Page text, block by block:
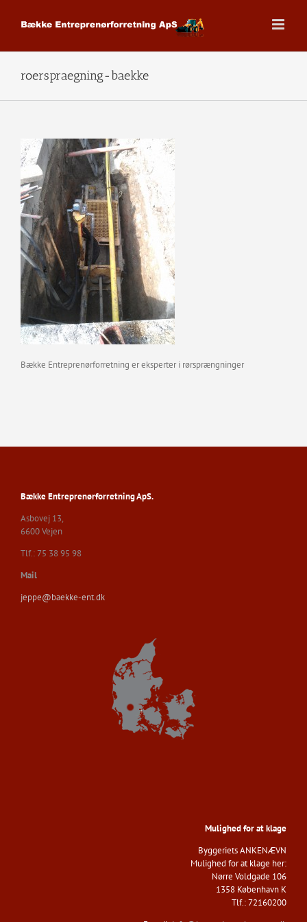
roerspraegning-baekke
Bække Entreprenørforretning er eksperter i rørsprængninger
Bække Entreprenørforretning ApS.
Asbovej 13,
6600 Vejen
Tlf.: 75 38 95 98
Mail
jeppe@baekke-ent.dk
Mulighed for at klage
Byggeriets ANKENÆVN​
Mulighed for at klage her:
Nørre Voldgade 106
1358 København K
​Tlf.: 72160200